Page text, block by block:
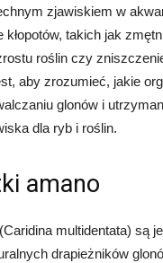
zjawiskiem w
kłopotów, takich jak
roślin czy
aby zrozumieć, jakie
glonów i
dla ryb i roślin.
amano
multidentata) są
drapieżników